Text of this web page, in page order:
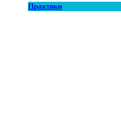
Практики